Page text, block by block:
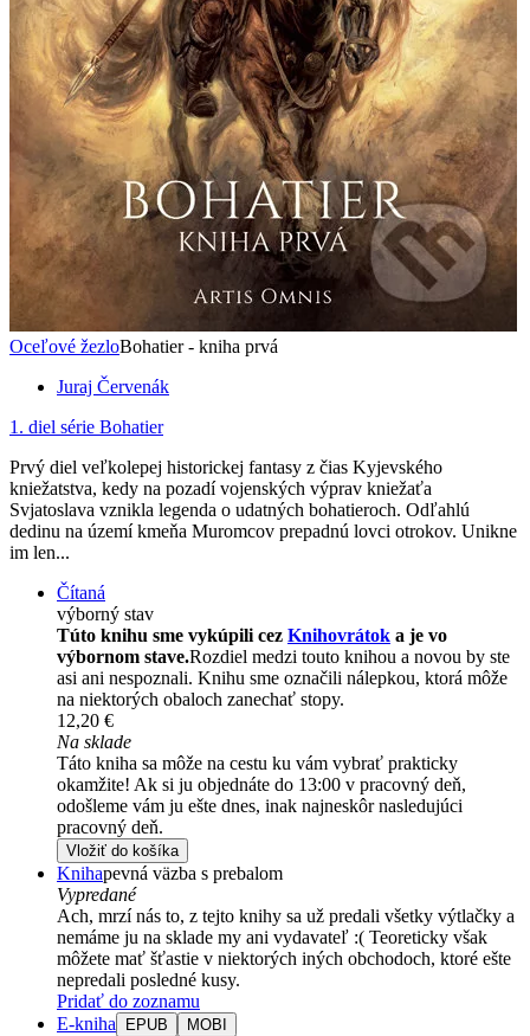
Oceľové žezloBohatier - kniha prvá
Juraj Červenák
1. diel série Bohatier
Prvý diel veľkolepej historickej fantasy z čias Kyjevského
kniežatstva, kedy na pozadí vojenských výprav kniežaťa
Svjatoslava vznikla legenda o udatných bohatieroch. Odľahlú
dedinu na území kmeňa Muromcov prepadnú lovci otrokov. Unikne
im len...
Čítaná
výborný stav
Túto knihu sme vykúpili cez Knihovrátok a je vo
výbornom stave.Rozdiel medzi touto knihou a novou by ste
asi ani nespoznali. Knihu sme označili nálepkou, ktorá môže
na niektorých obaloch zanechať stopy.
12,20 €
Na sklade
Táto kniha sa môže na cestu ku vám vybrať prakticky
okamžite! Ak si ju objednáte do 13:00 v pracovný deň,
odošleme vám ju ešte dnes, inak najneskôr nasledujúci
pracovný deň.
Vložiť do košíka
Knihapevná väzba s prebalom
Vypredané
Ach, mrzí nás to, z tejto knihy sa už predali všetky výtlačky a
nemáme ju na sklade my ani vydavateľ :( Teoreticky však
môžete mať šťastie v niektorých iných obchodoch, ktoré ešte
nepredali posledné kusy.
Pridať do zoznamu
E-kniha
EPUB MOBI